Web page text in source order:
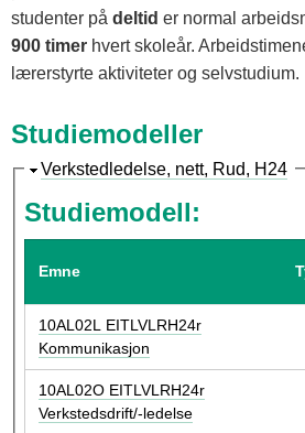
studenter på deltid er normal
900 timer hvert skoleår.
lærerstyrte aktiviteter og selvstudium.
Studiemodeller
S
j
l
Verkstedledelse, nett, Rud, H24
Studiemodell:
Emne
10AL02L EITLVLRH24r
Kommunikasjon
10AL02O EITLVLRH24r
Verkstedsdrift/-ledelse